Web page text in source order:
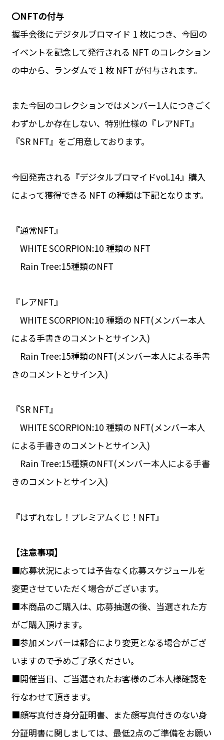
〇NFTの付与
握手会後にデジタルブロマイド 1 枚につき、今回の
イベントを記念して発行される NFT のコレクション
の中から、ランダムで 1 枚 NFT が付与されます。
また今回のコレクションではメンバー1人につきごく
わずかしか存在しない、特別仕様の『レアNFT』
『SR NFT』をご用意しております。
今回発売される『デジタルブロマイドvol.14』購入
によって獲得できる NFT の種類は下記となります。
『通常NFT』
WHITE SCORPION:10 種類の NFT
Rain Tree:15種類のNFT
『レアNFT』
WHITE SCORPION:10 種類の NFT(メンバー本人
による手書きのコメントとサイン入)
Rain Tree:15種類のNFT(メンバー本人による手書
きのコメントとサイン入)
『SR NFT』
WHITE SCORPION:10 種類の NFT(メンバー本人
による手書きのコメントとサイン入)
Rain Tree:15種類のNFT(メンバー本人による手書
きのコメントとサイン入)
『はずれなし！プレミアムくじ！NFT』
【注意事項】
■応募状況によっては予告なく応募スケジュールを
変更させていただく場合がございます。
■本商品のご購入は、応募抽選の後、当選された方
がご購入頂けます。
■参加メンバーは都合により変更となる場合がござ
いますので予めご了承ください。
■開催当日、ご当選されたお客様のご本人様確認を
行なわせて頂きます。
■顔写真付き身分証明書、また顔写真付きのない身
分証明書に関しましては、最低2点のご準備をお願い